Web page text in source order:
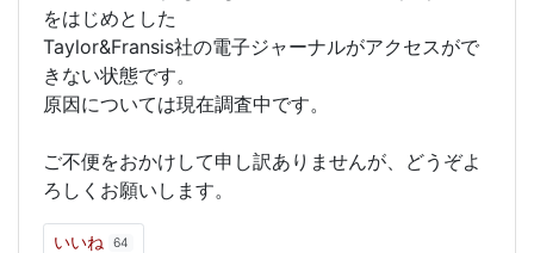
をはじめとした
Taylor&Fransis社の電子ジャーナルがアクセスがで
きない状態です。
原因については現在調査中です。
ご不便をおかけして申し訳ありませんが、どうぞよ
ろしくお願いします。
いいね 64